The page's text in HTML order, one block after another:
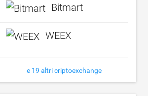
Bitmart
WEEX
e 19 altri criptoexchange